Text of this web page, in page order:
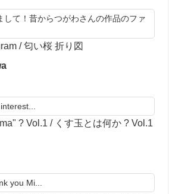
して！昔からつがわさんの作品のファ
/ 匂い桜 折り図
? Vol.1 / くす玉とは何か ? Vol.1
you Mi...